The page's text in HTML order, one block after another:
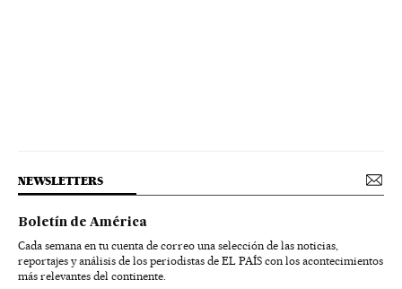
NEWSLETTERS
Boletín de América
Cada semana en tu cuenta de correo una selección de las noticias,
reportajes y análisis de los periodistas de EL PAÍS con los acontecimientos
más relevantes del continente.